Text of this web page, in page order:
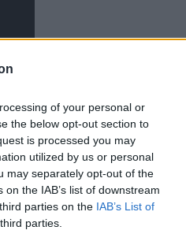
of your personal or
the below opt-out section to
is processed you may
utilized by us or personal
may separately opt-out of the
the IAB’s list of downstream
parties on the IAB’s List of
parties.